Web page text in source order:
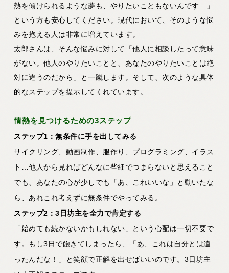
熱を傾けられるような夢も、やりたいこともないんです…」
という方も安心してください。現代において、そのような悩
みを抱える人は非常に増えています。
太郎さんは、そんな悩みに対して「他人に相談したって意味
がない。他人のやりたいことと、あなたのやりたいことは絶
対に違うのだから」と一蹴します。そして、次のような具体
的なステップを提示してくれています。
情熱を見つけるための3ステップ
ステップ1：無条件に手を出してみる
サイクリング、動画制作、服作り、プログラミング、イラス
ト…他人から見ればどんなに些細でつまらないと思えること
でも、あなたの心が少しでも「あ、これいいな」と動いたな
ら、あれこれ考えずに無条件でやってみる。
ステップ2：3日坊主を全力で肯定する
「始めても続かないかもしれない」という心配は一切不要で
す。もし3日で飽きてしまったら、
「あ、これは自分とは違
ったんだな！」と笑顔で正解を出せばいいのです。3日坊主